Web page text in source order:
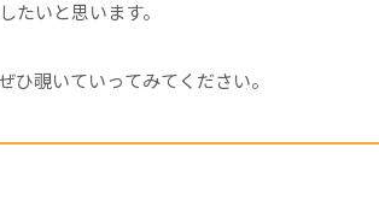
たいと思います。
覗いていってみてください。